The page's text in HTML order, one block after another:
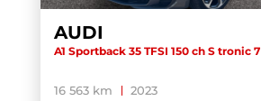
AUDI
A1 Sportback 35 TFSI 150 ch S tronic 7
16 563 km 2023